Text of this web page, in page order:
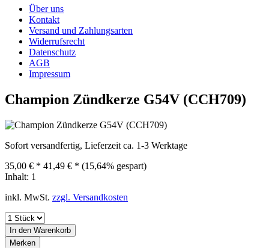
Über uns
Kontakt
Versand und Zahlungsarten
Widerrufsrecht
Datenschutz
AGB
Impressum
Champion Zündkerze G54V (CCH709)
Sofort versandfertig, Lieferzeit ca. 1-3 Werktage
35,00 € * 41,49 € * (15,64% gespart)
Inhalt: 1
inkl. MwSt. zzgl. Versandkosten
In den Warenkorb
Merken